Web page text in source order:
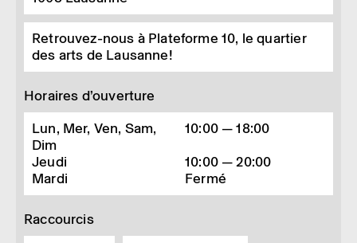
Retrouvez-nous à Plateforme 10, le quartier
des arts de Lausanne!
Horaires d’ouverture
Lun, Mer, Ven, Sam,
Dim
10:00 — 18:00
Jeudi
10:00 — 20:00
Mardi
Fermé
Raccourcis